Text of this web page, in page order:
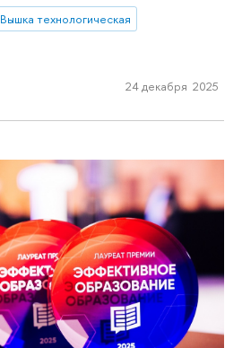
Вышка технологическая
24 декабря 2025